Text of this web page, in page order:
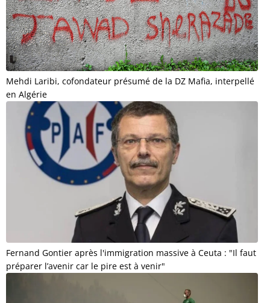
Mehdi Laribi, cofondateur présumé de la DZ Mafia, interpellé
en Algérie
Fernand Gontier après l'immigration massive à Ceuta : "Il faut
préparer l’avenir car le pire est à venir"